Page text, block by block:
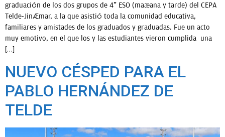
graduación de los dos grupos de 4º ESO (mañana y tarde) del CEPA
Telde-Jinámar, a la que asistió toda la comunidad educativa,
familiares y amistades de los graduados y graduadas. Fue un acto
muy emotivo, en el que los y las estudiantes vieron cumplida una
[…]
NUEVO CÉSPED PARA EL
PABLO HERNÁNDEZ DE
TELDE